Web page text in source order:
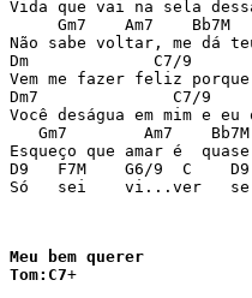
Vida que vai na sela
Gm7    Am7    Bb7M
Não sabe voltar, me dá
Dm             C7/9
Vem me fazer feliz
Dm7              C7/9
Você deságua em mim e eu
Gm7        Am7
Esqueço que amar é
D9   F7M    G6/9  C
Só   sei    vi...ver
Meu bem querer
Tom:C7